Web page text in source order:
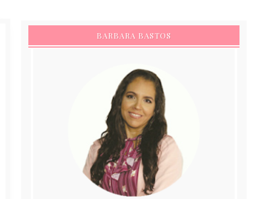
BARBARA BASTOS